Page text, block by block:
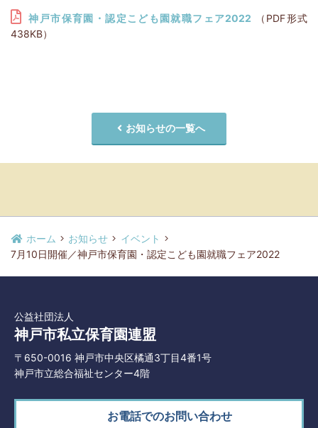
神戸市保育園・認定こども園就職フェア2022 （PDF形式
438KB）
お知らせの一覧へ
ホーム お知らせ
イベント
7月10日開催／神戸市保育園・認定こども園就職フェア2022
公益社団法人
神戸市私立保育園連盟
〒650-0016 神戸市中央区橘通3丁目4番1号
神戸市立総合福祉センター4階
お電話でのお問い合わせ